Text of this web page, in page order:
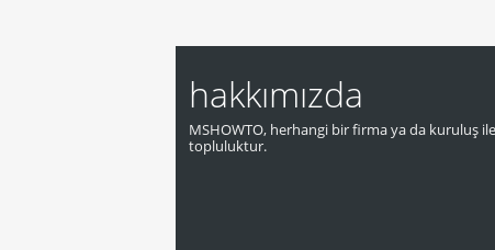
hakkımızda
MSHOWTO, herhangi bir firma ya da kuruluş
topluluktur.